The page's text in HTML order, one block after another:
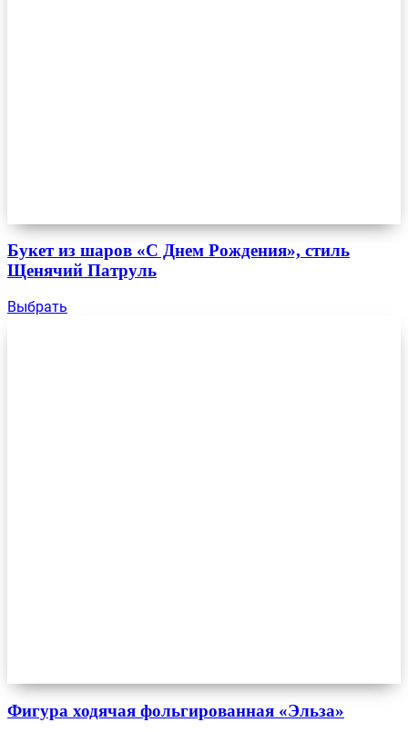
Букет из шаров «С Днем Рождения», стиль
Щенячий Патруль
Выбрать
Фигура ходячая фольгированная «Эльза»